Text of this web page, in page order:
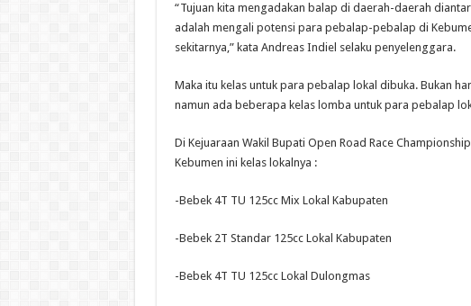
“Tujuan kita mengadakan balap di daerah-daerah
adalah mengali potensi para pebalap-pebalap di
sekitarnya,” kata Andreas Indiel selaku penyelenggara.
Maka itu kelas untuk para pebalap lokal dibuka. Bukan
namun ada beberapa kelas lomba untuk para pebalap
Di Kejuaraan Wakil Bupati Open Road Race
Kebumen ini kelas lokalnya :
-Bebek 4T TU 125cc Mix Lokal Kabupaten
-Bebek 2T Standar 125cc Lokal Kabupaten
-Bebek 4T TU 125cc Lokal Dulongmas